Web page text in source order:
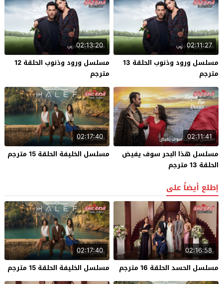
02:11:27
مسلسل ورود وذنوب الحلقة 13
مترجم
02:13:20
مسلسل ورود وذنوب الحلقة 12
مترجم
02:11:41
مسلسل هذا البحر سوف يفيض
الحلقة 13 مترجم
02:17:40
مسلسل الخليفة الحلقة 15 مترجم
إطلع أيضاً على
02:16:58
مسلسل الحسد الحلقة 16 مترجم
02:17:40
مسلسل الخليفة الحلقة 15 مترجم